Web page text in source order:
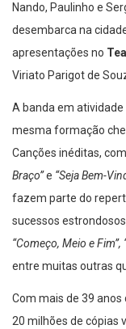
Nando, Paulinho e
desembarca na
apresentações no
Viriato Parigot de
A banda em
mesma formação
Canções inéditas,
Braço”e “Seja Bem-
fazem parte do
sucessos
“Começo, Meio e
entre muitas outras
Com mais de 39
20 milhões de cópias